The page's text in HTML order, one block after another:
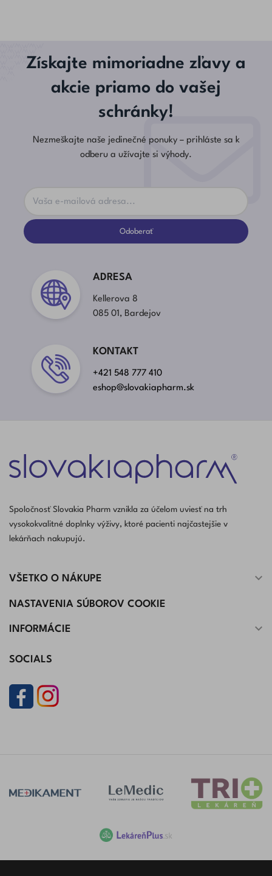
Získajte mimoriadne zľavy a
akcie priamo do vašej
schránky!
Nezmeškajte naše jedinečné ponuky – prihláste sa k
odberu a užívajte si výhody.
Odoberať
ADRESA
Kellerova 8
085 01, Bardejov
KONTAKT
+421 548 777 410
eshop@slovakiapharm.sk
Spoločnosť Slovakia Pharm vznikla za účelom uviesť na trh
vysokokvalitné doplnky výživy, ktoré pacienti najčastejšie v
lekárňach nakupujú.
VŠETKO O NÁKUPE 
NASTAVENIA SÚBOROV COOKIE
INFORMÁCIE 
SOCIALS